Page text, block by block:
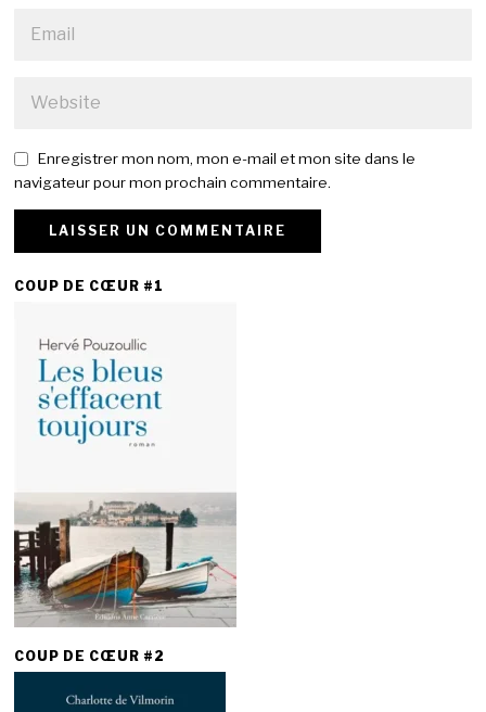
Enregistrer mon nom, mon e-mail et mon site dans le
navigateur pour mon prochain commentaire.
COUP DE CŒUR #1
COUP DE CŒUR #2